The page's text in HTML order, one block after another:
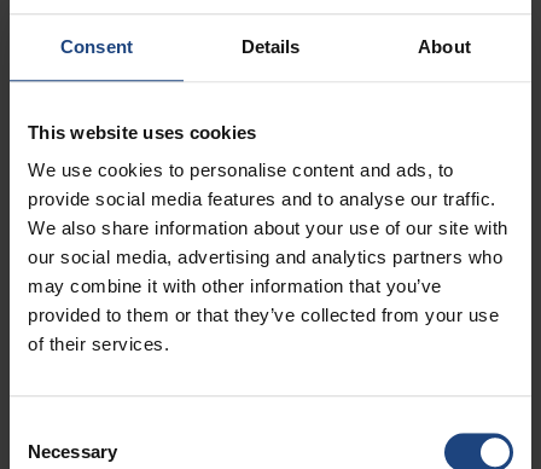
Consent Details About
This website uses cookies
We use cookies to personalise content and ads, to
provide social media features and to analyse our traffic.
We also share information about your use of our site with
our social media, advertising and analytics partners who
may combine it with other information that you’ve
provided to them or that they’ve collected from your use
of their services.
Selection
Necessary
Etape 1
Airlines sur votre smartphone depuis l'iTunes